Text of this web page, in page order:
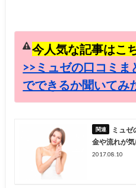
今人気な記事はこ
>>ミュゼの口コミ
でできるか聞いてみ
ミュ
金や流れが気
2017.08.10